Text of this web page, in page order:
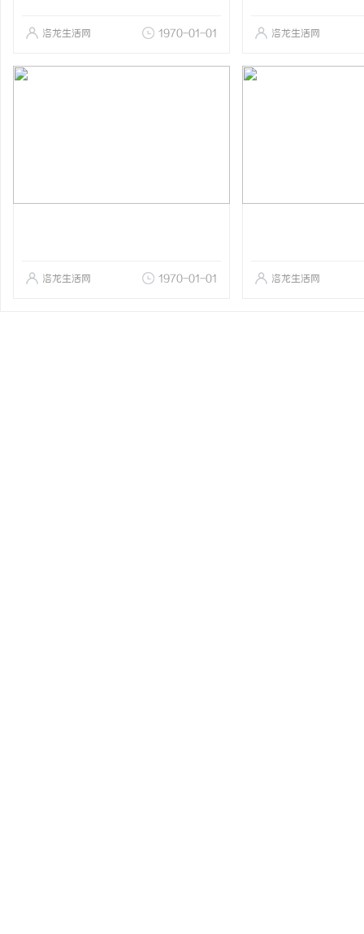
洛龙生活网 1970-01-01 洛龙生活网
洛龙生活网 1970-01-01 洛龙生活网